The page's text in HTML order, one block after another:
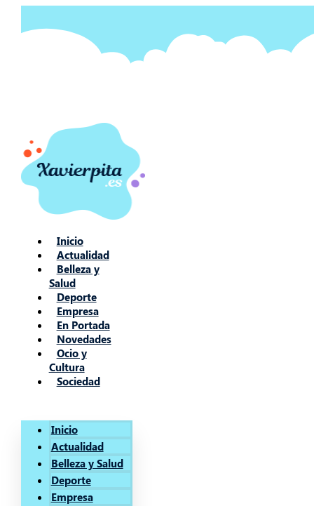
contenido
Inicio
Actualidad
Belleza y
Salud
Deporte
Empresa
En Portada
Novedades
Ocio y
Cultura
Sociedad
Inicio
Actualidad
Belleza y Salud
Deporte
Empresa